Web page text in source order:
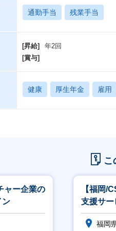
通勤手当 残業手当
[昇給]
年2回
[賞与]
健康 厚生年金 雇用
こ
ャー企業の
ン
【福岡/
支援サー
／第二新
福岡